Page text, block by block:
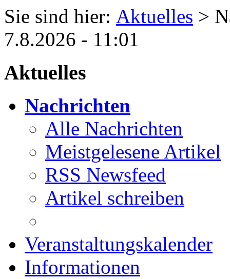
Sie sind hier: Aktuelles >
7.8.2026 - 11:01
Aktuelles
Nachrichten
Alle Nachrichten
Meistgelesene Artikel
RSS Newsfeed
Artikel schreiben
Veranstaltungskalender
Informationen